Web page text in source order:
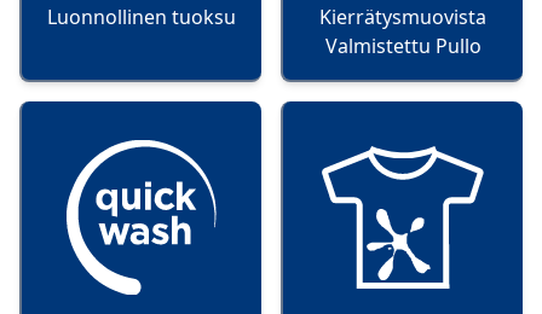
Luonnollinen tuoksu
Kierrätysmuovista
Valmistettu Pullo